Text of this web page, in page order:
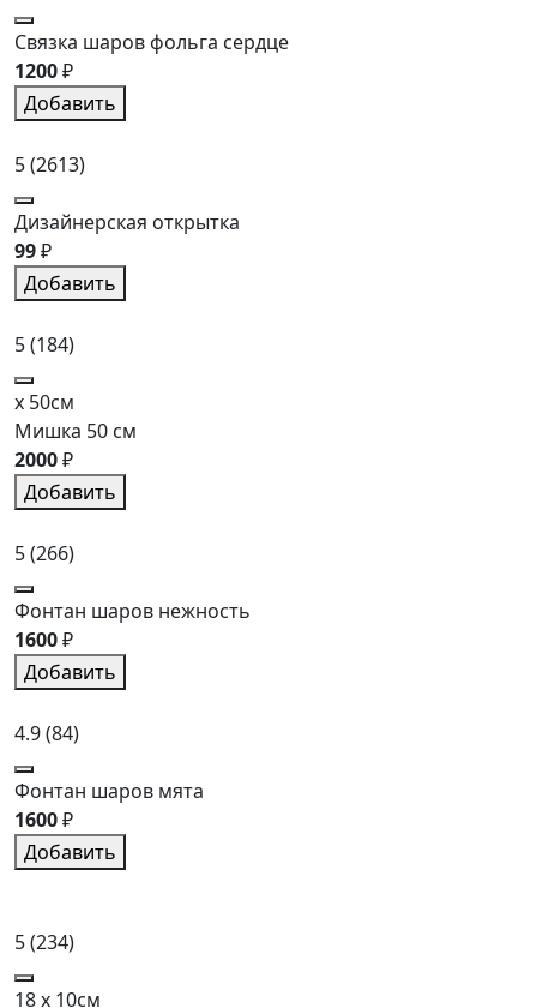
Связка шаров фольга сердце
1200₽
Добавить
5(2613)
Дизайнерская открытка
99₽
Добавить
5(184)
x 50см
Мишка 50 см
2000₽
Добавить
5(266)
Фонтан шаров нежность
1600₽
Добавить
4.9(84)
Фонтан шаров мята
1600₽
Добавить
5(234)
18 x 10см